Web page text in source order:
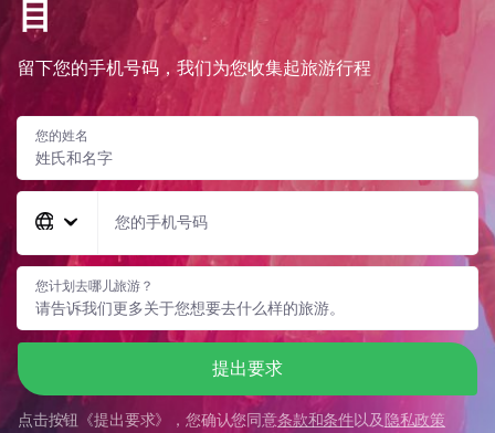
目
留下您的手机号码，我们为您收集起旅游行程
您的姓名
您的手机号码
您计划去哪儿旅游？
提出要求
点击按钮《提出要求》，您确认您同意条款和条件以及 隐私政策